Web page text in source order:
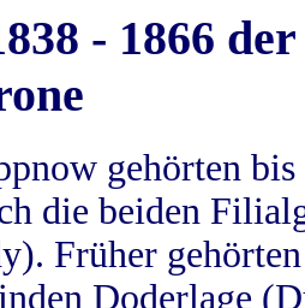
- 1866
gehörten
die beiden
Früher
Doderlage